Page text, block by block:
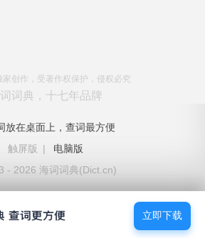
家创作，受著作权保护，侵权必究
词典，十七年品牌
放在桌面上，查词最方便
触屏版
|
电脑版
- 2026 海词词典(Dict.cn)
立即下载
立即下载